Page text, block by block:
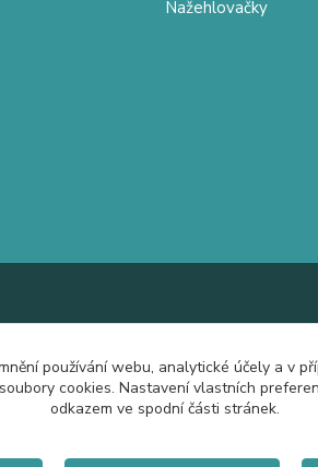
Nažehlovačky
používání webu, analytické účely a v
cookies. Nastavení vlastních
odkazem ve spodní části stránek.